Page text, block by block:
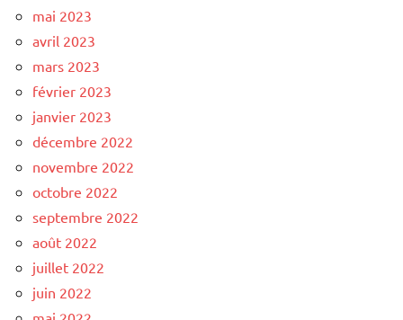
mai 2023
avril 2023
mars 2023
février 2023
janvier 2023
décembre 2022
novembre 2022
octobre 2022
septembre 2022
août 2022
juillet 2022
juin 2022